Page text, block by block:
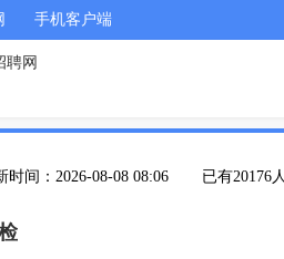
手机客户端
时间：2026-08-08 08:06 已有20176